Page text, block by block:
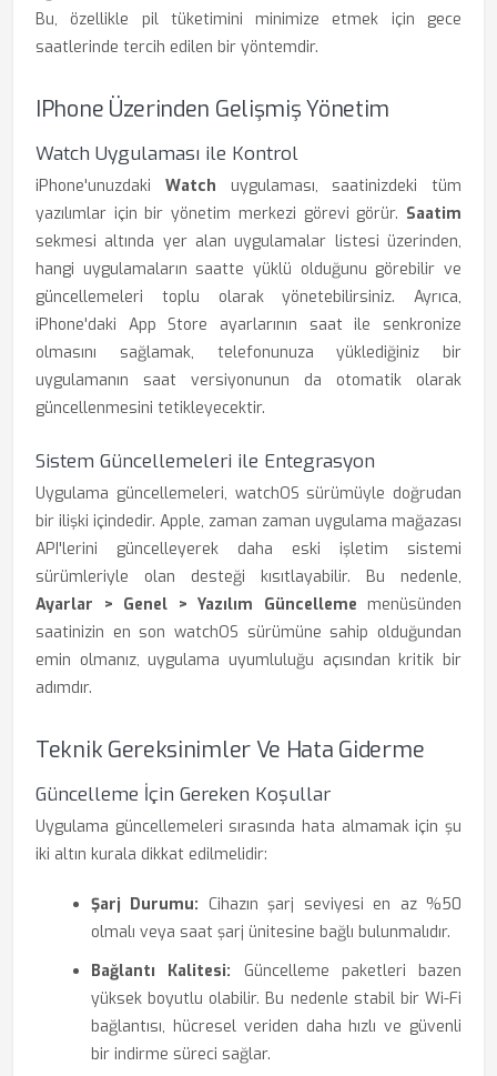
Bu, özellikle pil tüketimini minimize etmek için gece
saatlerinde tercih edilen bir yöntemdir.
IPhone Üzerinden Gelişmiş Yönetim
Watch Uygulaması ile Kontrol
iPhone'unuzdaki Watch uygulaması, saatinizdeki tüm
yazılımlar için bir yönetim merkezi görevi görür. Saatim
sekmesi altında yer alan uygulamalar listesi üzerinden,
hangi uygulamaların saatte yüklü olduğunu görebilir ve
güncellemeleri toplu olarak yönetebilirsiniz. Ayrıca,
iPhone'daki App Store ayarlarının saat ile senkronize
olmasını sağlamak, telefonunuza yüklediğiniz bir
uygulamanın saat versiyonunun da otomatik olarak
güncellenmesini tetikleyecektir.
Sistem Güncellemeleri ile Entegrasyon
Uygulama güncellemeleri, watchOS sürümüyle doğrudan
bir ilişki içindedir. Apple, zaman zaman uygulama mağazası
API'lerini güncelleyerek daha eski işletim sistemi
sürümleriyle olan desteği kısıtlayabilir. Bu nedenle,
Ayarlar > Genel > Yazılım Güncelleme menüsünden
saatinizin en son watchOS sürümüne sahip olduğundan
emin olmanız, uygulama uyumluluğu açısından kritik bir
adımdır.
Teknik Gereksinimler Ve Hata Giderme
Güncelleme İçin Gereken Koşullar
Uygulama güncellemeleri sırasında hata almamak için şu
iki altın kurala dikkat edilmelidir:
Şarj Durumu: Cihazın şarj seviyesi en az %50
olmalı veya saat şarj ünitesine bağlı bulunmalıdır.
Bağlantı Kalitesi: Güncelleme paketleri bazen
yüksek boyutlu olabilir. Bu nedenle stabil bir Wi-Fi
bağlantısı, hücresel veriden daha hızlı ve güvenli
bir indirme süreci sağlar.